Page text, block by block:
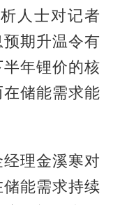
人士对记者
期升温令有
年锂价的核
储能需求能
理金溪寒对
能需求持续